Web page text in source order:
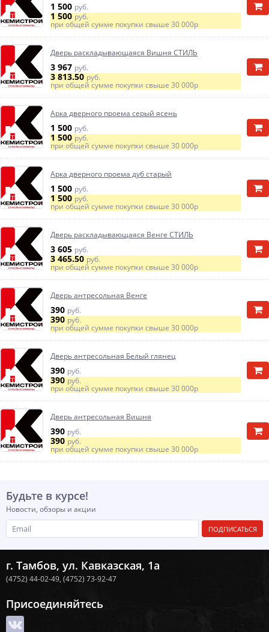
1 500 руб.
1 500руб.
при общей сумме покупки свыше 30 000р
Дверь раскладывающаяся Вишня СТИЛЬ
3 967 руб.
3 813.50руб.
при общей сумме покупки свыше 30 000р
Арка дверного проема серый ясень
1 500 руб.
1 500руб.
при общей сумме покупки свыше 30 000р
Арка дверного проема дуб старый
1 500 руб.
1 500руб.
при общей сумме покупки свыше 30 000р
Дверь раскладывающаяся Венге СТИЛЬ
3 605 руб.
3 465.50руб.
при общей сумме покупки свыше 30 000р
Дверь антресольная Венге
390 руб.
390руб.
при общей сумме покупки свыше 30 000р
Дверь антресольная Белый глянец
390 руб.
390руб.
при общей сумме покупки свыше 30 000р
Дверь антресольная Вишня
390 руб.
390руб.
при общей сумме покупки свыше 30 000р
Будьте в курсе!
Новости, обзоры и акции
ПОДПИСАТЬСЯ
г. Тамбов, ул. Кавказская, 1а
(4752) 44-02-49, (4752) 73-92-47
Присоединяйтесь